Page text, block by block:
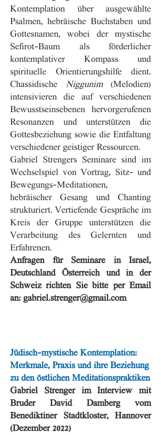
Kontemplation über ausgewählte
Psalmen, hebräische Buchstaben und
Gottesnamen, wobei der mystische
Sefirot-Baum als förderlicher
kontemplativer Kompass und
spirituelle Orientierungshilfe dient.
Chassidische Niggunim (Melodien)
intensivieren die auf verschiedenen
Bewusstseinsebenen hervorgerufenen
Resonanzen und unterstützen die
Gottesbeziehung sowie die Entfaltung
verschiedener geistiger Ressourcen.
Gabriel Strengers Seminare sind im
Wechselspiel von Vortrag, Sitz- und
Bewegungs-Meditationen,
hebräischer Gesang und Chanting
strukturiert. Vertiefende Gespräche im
Kreis der Gruppe unterstützen die
Verarbeitung des Gelernten und
Erfahrenen.
Anfragen für Seminare in Israel,
Deutschland Österreich und in der
Schweiz richten Sie bitte per Email
an: gabriel.strenger@gmail.com
Jüdisch-mystische Kontemplation:
Merkmale, Praxis und ihre Beziehung
zu denöstlichen Meditationspraktiken
Gabriel Strenger im Interview mit
Bruder David Damberg vom
Benediktiner Stadtkloster, Hannover
(Dezember 2022)